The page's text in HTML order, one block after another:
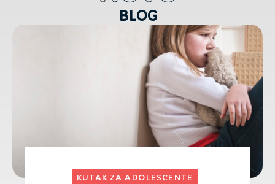
BLOG
KUTAK ZA ADOLESCENTE